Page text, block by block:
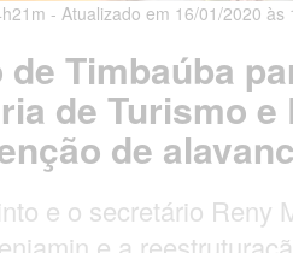
- Atualizado em 16/01/2020 às
de Timbaúba
de Turismo
de
e o secretário Reny